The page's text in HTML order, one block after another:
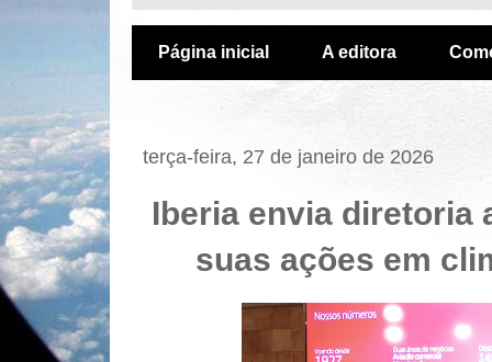
Página inicial A editora
terça-feira, 27 de janeiro de 2026
Iberia envia diretoria
suas ações em